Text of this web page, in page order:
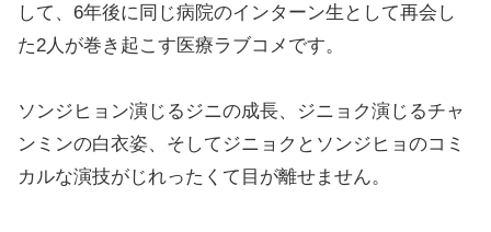
して、6年後に同じ病院のインターン生として再会し
た2人が巻き起こす医療ラブコメです。
ソンジヒョン演じるジニの成長、ジニョク演じるチャ
ンミンの白衣姿、そしてジニョクとソンジヒョのコミ
カルな演技がじれったくて目が離せません。